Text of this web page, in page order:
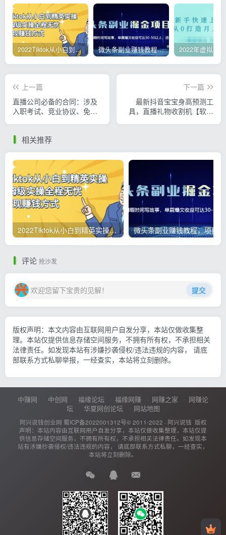
2022Tiktok从小白到精英实操，0-1保姆级实操全程无忧，多种变现赚钱方式 微头条副业赚钱教程，项目单号单天做到50-100+收益
上一篇
直播公司必备的合同：涉及
入职考试、竞业协议、免买
下一篇
最新抖音宝宝身高预测工
具，直播礼物收割机【软件
相关推荐
2022Tiktok从小白到精英实操，0-1保姆级实操全程无忧，多种变现赚钱方式
评论 抢沙发
欢迎您留下宝贵的见解！ 提交
版权声明：本文内容由互联网用户自发分享，本站仅做收集整
理。本站仅提供信息存储空间服务，不拥有所有权，不承担相关
法律责任。如发现本站有涉嫌抄袭侵权/违法违规的内容， 请底
部联系方式私聊举报，一经查实，本站将立刻删除。
中赚网 中创网 福缘论坛 福缘网赚 网赚之家
网赚论
坛
华夏网创论坛 网站地图
阿兴说钱创业网 蜀ICP备2022001312号© 2011-2022 · 阿兴说钱 版权
声明：本站内容由互联网用户自发分享，本站仅做收集整理，本站仅提
供信息存储空间服务，不拥有所有权，不承担相关法律责任。如发现本
站有涉嫌抄袭侵权/违法违规的内容， 请底部联系方式私聊，一经查实，
本站将立刻删除。